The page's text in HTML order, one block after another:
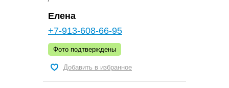
Елена
+7-913-608-66-95
Фото подтверждены
Добавить в избранное